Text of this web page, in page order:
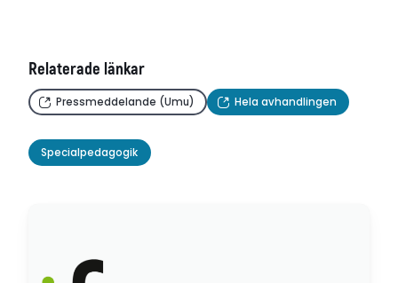
Relaterade länkar
Pressmeddelande (Umu) Hela avhandlingen
Specialpedagogik